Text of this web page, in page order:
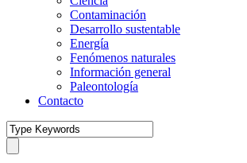
Contaminación
Desarrollo sustentable
Energía
Fenómenos naturales
Información general
Paleontología
Contacto